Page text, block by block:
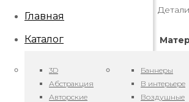
Главная
Каталог
3D
Абстракция
Авторские
Баннеры
В интерьере
Воздушные
Детали